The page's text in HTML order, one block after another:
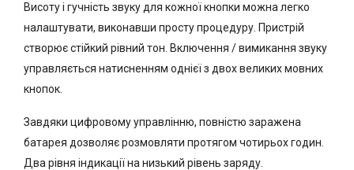
Висоту і гучність звуку для кожної кнопки можна легко
налаштувати, виконавши просту процедуру. Пристрій
створює стійкий рівний тон. Включення / вимикання звуку
управляється натисненням однієї з двох великих мовних
кнопок.
Завдяки цифровому управлінню, повністю заражена
батарея дозволяє розмовляти протягом чотирьох годин.
Два рівня індикації на низький рівень заряду.